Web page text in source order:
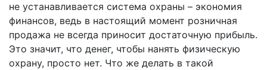
не устанавливается система охраны – экономия
финансов, ведь в настоящий момент розничная
продажа не всегда приносит достаточную прибыль.
Это значит, что денег, чтобы нанять физическую
охрану, просто нет. Что же делать в такой